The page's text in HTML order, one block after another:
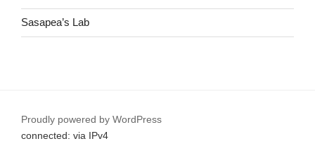
Sasapea’s Lab
Proudly powered by WordPress
connected: via IPv4